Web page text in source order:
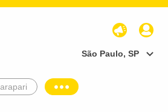
São Paulo, SP